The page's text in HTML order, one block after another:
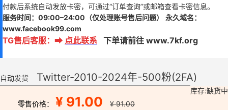
付款后系统自动发放卡密，可通过“订单查询”或邮箱查看卡密信息。
服务时间： 09:00–24:00 （仅处理账号售后问题）
永久域名：
www.facebook99.com
TG售后客服： ➡ 点此联系 下单请前往 www.7kf.org
自动发货 Twitter-2010-2024年-500粉(2FA)
库存:缺货中
零售价格：
¥ 91.00 ¥ 91.00